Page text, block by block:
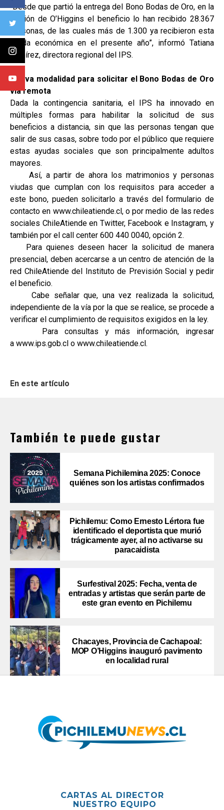
“Desde que partió la entrega del Bono Bodas de Oro, en la
Región de O’Higgins el beneficio lo han recibido 28.367
personas, de las cuales más de 1.300 ya recibieron esta
ayuda económica en el presente año”, informó Tatiana
Ramírez, directora regional del IPS.
Nueva modalidad para solicitar el Bono Bodas de Oro
vía remota
Dada la contingencia sanitaria, el IPS ha innovado en
múltiples formas para habilitar la solicitud de sus
beneficios a distancia, sin que las personas tengan que
salir de sus casas, sobre todo por el público que requiere
estas ayudas sociales que son principalmente adultos
mayores.
Así, a partir de ahora los matrimonios y personas
viudas que cumplan con los requisitos para acceder a
este bono, pueden solicitarlo a través del formulario de
contacto en www.chileatiende.cl, o por medio de las redes
sociales ChileAtiende en Twitter, Facebook e Instagram, y
también por el call center 600 440 0040, opción 2.
Para quienes deseen hacer la solicitud de manera
presencial, deben acercarse a un centro de atención de la
red ChileAtiende del Instituto de Previsión Social y pedir
el beneficio.
Cabe señalar que, una vez realizada la solicitud,
independiente de la vía por la que se realice, se procede a
verificar el cumplimiento de requisitos exigidos en la ley.
Para consultas y más información, ingresar
a www.ips.gob.cl o www.chileatiende.cl.
En este artículo
También te puede gustar
Semana Pichilemina 2025: Conoce
quiénes son los artistas confirmados
Pichilemu: Como Ernesto Lértora fue
identificado el deportista que murió
trágicamente ayer, al no activarse su
paracaidista
Surfestival 2025: Fecha, venta de
entradas y artistas que serán parte de
este gran evento en Pichilemu
Chacayes, Provincia de Cachapoal:
MOP O’Higgins inauguró pavimento
en localidad rural
CARTAS AL DIRECTOR
NUESTRO EQUIPO